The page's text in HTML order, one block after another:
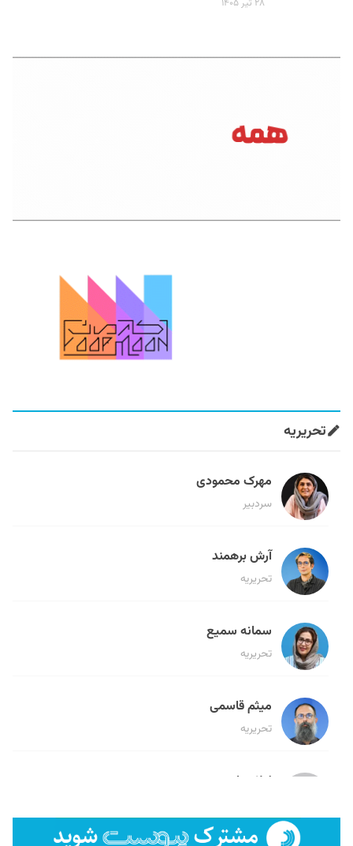
۲۸ تیر ۱۴۰۵
تحریریه
مهرک محمودی
سردبیر
آرش برهمند
تحریریه
سمانه سمیع
تحریریه
میثم قاسمی
تحریریه
لیلا حنارود